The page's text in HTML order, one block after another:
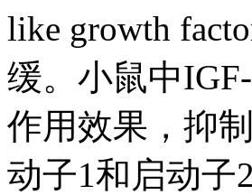
like growth
缓。小鼠中
作用效果，抑
动子1和启动子